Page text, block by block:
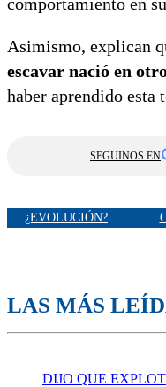
Asimismo, explican
escavar nació en
haber aprendido esta
SEGUINOS EN
¿EVOLUCIÓN?
LAS MÁS
DIJO QUE